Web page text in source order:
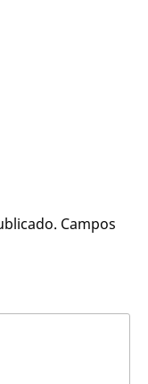
Campos